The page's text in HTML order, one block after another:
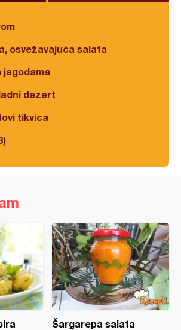
osvežavajuća salata
jagodama
dezert
tikvica
Šargarepa salata